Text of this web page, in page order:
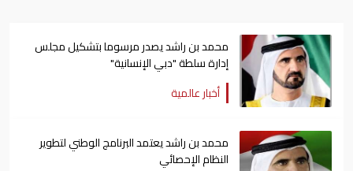
محمد بن راشد يصدر مرسوما بتشكيل مجلس
إدارة سلطة "دبي الإنسانية"
أخبار عالمية
محمد بن راشد يعتمد البرنامج الوطني لتطوير
النظام الإحصائي